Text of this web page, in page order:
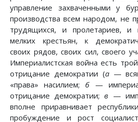
управление захваченными у
производства всем народом, не
трудящихся, и пролетариев, и
мелких крестьян, к
своих рядов, своих сил, своего
Империалистская война есть
отрицание демократии (а—
«права» насилием;б—
отрицание демократии;в —
вполне приравнивает
пробуждение и рост